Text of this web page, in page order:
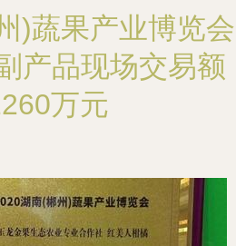
)蔬果产业博览会
产品现场交易额
万元